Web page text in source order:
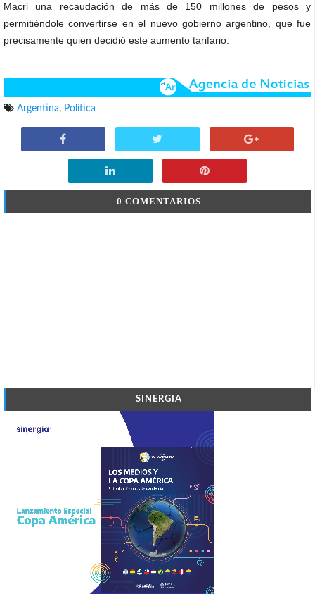
Macri una recaudación de más de 150 millones de pesos y
permitiéndole convertirse en el nuevo gobierno argentino, que fue
precisamente quien decidió este aumento tarifario.
Argentina, Política
0 COMENTARIOS
SINERGIA